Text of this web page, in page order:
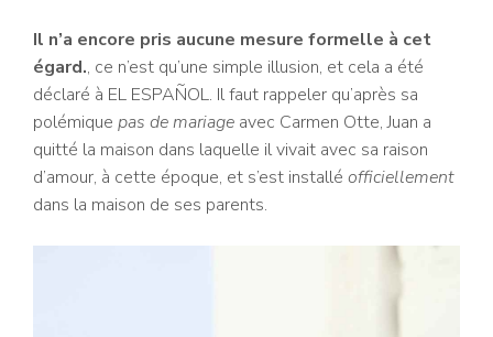
Il n’a encore pris aucune mesure formelle à cet
égard., ce n’est qu’une simple illusion, et cela a été
déclaré à EL ESPAÑOL. Il faut rappeler qu’après sa
polémique pas de mariage avec Carmen Otte, Juan a
quitté la maison dans laquelle il vivait avec sa raison
d’amour, à cette époque, et s’est installé officiellement
dans la maison de ses parents.